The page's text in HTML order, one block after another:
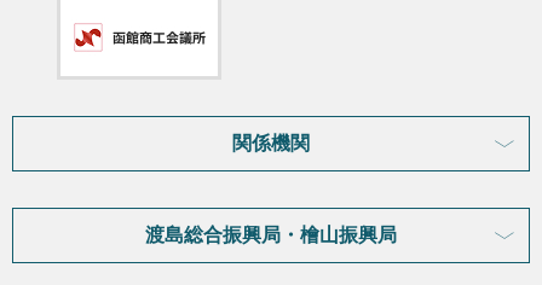
関係機関
渡島総合振興局・檜山振興局